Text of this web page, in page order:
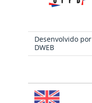
Desenvolvido por
DWEB